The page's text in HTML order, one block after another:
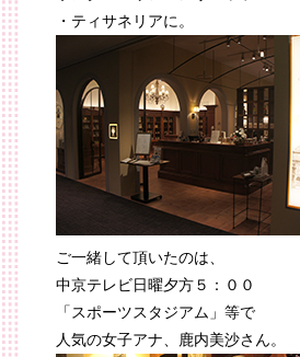
・ティサネリアに。
ご一緒して頂いたのは、
中京テレビ日曜夕方５：００
「スポーツスタジアム」等で
人気の女子アナ、鹿内美沙さん。